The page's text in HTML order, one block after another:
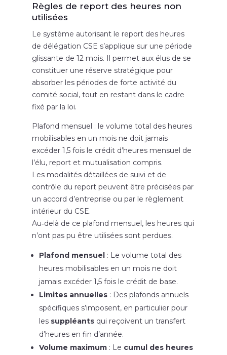
Règles de report des heures non
utilisées
Le système autorisant le report des heures
de délégation CSE s’applique sur une période
glissante de 12 mois. Il permet aux élus de se
constituer une réserve stratégique pour
absorber les périodes de forte activité du
comité social, tout en restant dans le cadre
fixé par la loi.
Plafond mensuel : le volume total des heures
mobilisables en un mois ne doit jamais
excéder 1,5 fois le crédit d’heures mensuel de
l’élu, report et mutualisation compris.
Les modalités détaillées de suivi et de
contrôle du report peuvent être précisées par
un accord d’entreprise ou par le règlement
intérieur du CSE.
Au‑delà de ce plafond mensuel, les heures qui
n’ont pas pu être utilisées sont perdues.
Plafond mensuel: Le volume total des
heures mobilisables en un mois ne doit
jamais excéder 1,5 fois le crédit de base.
Limites annuelles: Des plafonds annuels
spécifiques s’imposent, en particulier pour
les suppléantsqui reçoivent un transfert
d’heures en fin d’année.
Volume maximum: Le cumul des heures